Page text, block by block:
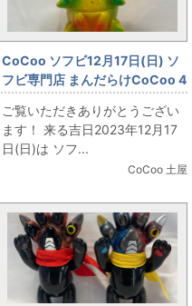
CoCoo ソフビ12月17日(日) ソ
フビ専門店 まんだらけCoCoo 4
周年記念 「ブルマァク鉛筆削り
ダークロン」
ご覧いただきありがとうござい
ます！ 来る吉日2023年12月17
日(日)は ソフ...
CoCoo 土屋